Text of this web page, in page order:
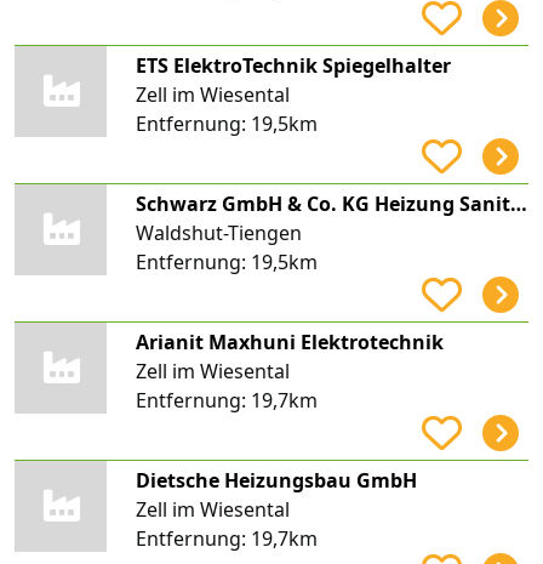
ETS ElektroTechnik Spiegelhalter
Zell im Wiesental
Entfernung: 19,5km
Schwarz GmbH & Co. KG Heizung Sanitär Solar
Waldshut-Tiengen
Entfernung: 19,5km
Arianit Maxhuni Elektrotechnik
Zell im Wiesental
Entfernung: 19,7km
Dietsche Heizungsbau GmbH
Zell im Wiesental
Entfernung: 19,7km